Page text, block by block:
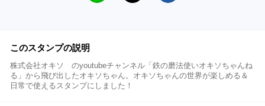
このスタンプの説明
株式会社オキソ のyoutubeチャンネル「鉄の磨法使いオキソちゃんね
る」から飛び出したオキソちゃん。オキソちゃんの世界が楽しめる＆
日常で使えるスタンプにしました！